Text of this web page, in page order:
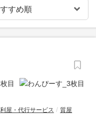
屋・代行サービス 質屋